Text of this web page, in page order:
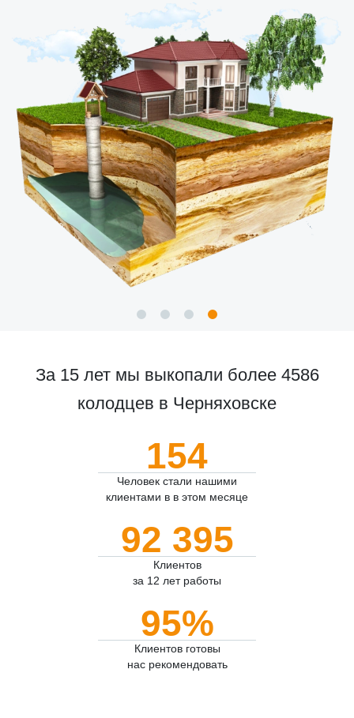
За 15 лет мы выкопали более 4586
колодцев в Черняховске
154
Человек стали нашими
клиентами в в этом месяце
92 395
Клиентов
за 12 лет работы
95%
Клиентов готовы
нас рекомендовать